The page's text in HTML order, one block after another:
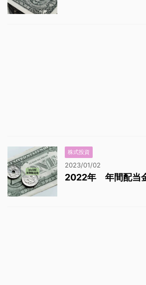
株式投資
2023/01/02
2022年 年間配当